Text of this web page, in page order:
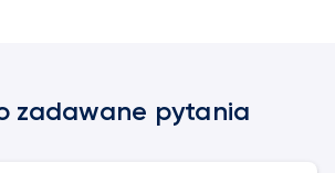
zadawane pytania